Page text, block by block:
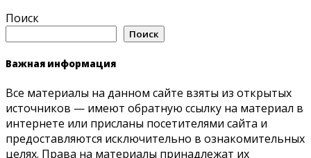
Поиск
Поиск
Важная информация
Все материалы на данном сайте взяты из открытых
источников — имеют обратную ссылку на материал в
интернете или присланы посетителями сайта и
предоставляются исключительно в ознакомительных
целях. Права на материалы принадлежат их